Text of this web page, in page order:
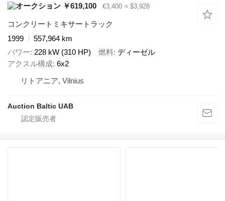
￥619,100
€3,400 ≈ $3,928
コンクリートミキサートラック
1999
557,964 km
パワー 228 kW (310 HP) 燃料 ディーゼル
アクスル構成 6x2
リトアニア, Vilnius
Auction Baltic UAB